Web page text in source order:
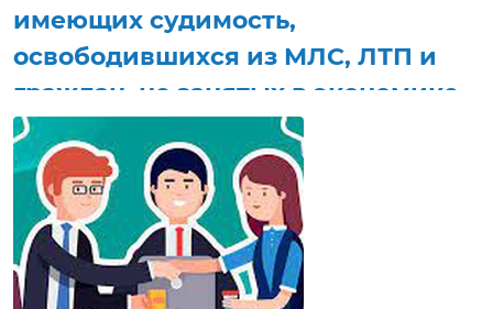
имеющих судимость,
освободившихся из МЛС, ЛТП и
граждан, не занятых в экономике,
в том числе лиц, ведущих
асоциальный образ жизни
Кличевского района
21 сентября 2026 г.
Соискатели работ получат возможность задать